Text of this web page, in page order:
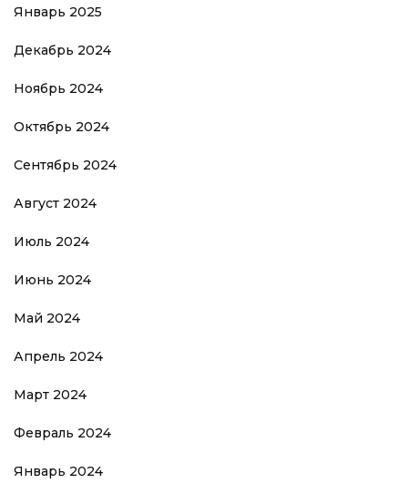
Январь 2025
Декабрь 2024
Ноябрь 2024
Октябрь 2024
Сентябрь 2024
Август 2024
Июль 2024
Июнь 2024
Май 2024
Апрель 2024
Март 2024
Февраль 2024
Январь 2024